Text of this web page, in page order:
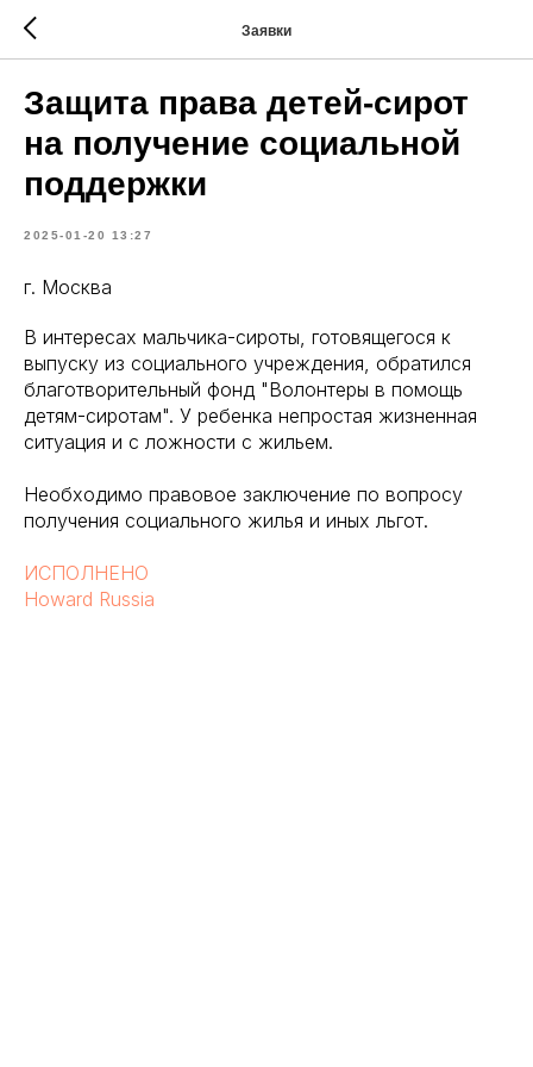
Заявки
Защита права детей-сирот
на получение социальной
поддержки
2025-01-20 13:27
г. Москва
В интересах мальчика-сироты, готовящегося к
выпуску из социального учреждения, обратился
благотворительный фонд "Волонтеры в помощь
детям-сиротам". У ребенка непростая жизненная
ситуация и с ложности с жильем.
Необходимо правовое заключение по вопросу
получения социального жилья и иных льгот.
ИСПОЛНЕНО
Howard Russia